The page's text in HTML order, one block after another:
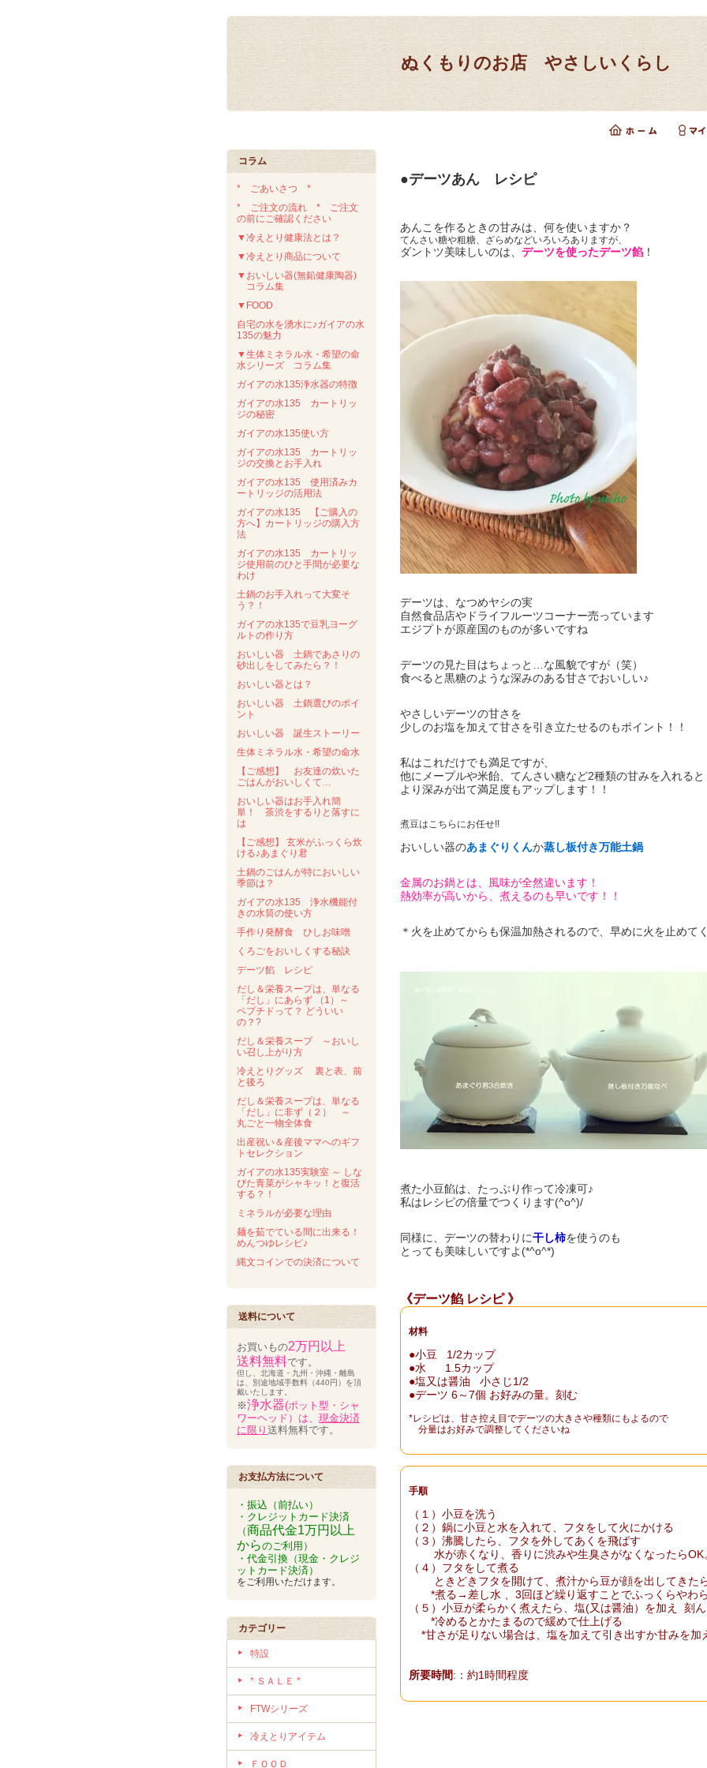
ぬくもりのお店 やさしいくらし
コラム
* ごあいさつ *
* ご注文の流れ * ご注文
の前にご確認ください
▼冷えとり健康法とは？
▼冷えとり商品について
▼おいしい器(無鉛健康陶器)
コラム集
▼FOOD
自宅の水を湧水に♪ガイアの水
135の魅力
▼生体ミネラル水・希望の命
水シリーズ コラム集
ガイアの水135浄水器の特徴
ガイアの水135 カートリッ
ジの秘密
ガイアの水135使い方
ガイアの水135 カートリッ
ジの交換とお手入れ
ガイアの水135 使用済みカ
ートリッジの活用法
ガイアの水135 【ご購入の
方へ】カートリッジの購入方
法
ガイアの水135 カートリッ
ジ使用前のひと手間が必要な
わけ
土鍋のお手入れって大変そ
う？！
ガイアの水135で豆乳ヨーグ
ルトの作り方
おいしい器 土鍋であさりの
砂出しをしてみたら？！
おいしい器とは？
おいしい器 土鍋選びのポイ
ント
おいしい器 誕生ストーリー
生体ミネラル水・希望の命水
【ご感想】 お友達の炊いた
ごはんがおいしくて…
おいしい器はお手入れ簡
単！ 茶渋をするりと落すに
は
【ご感想】 玄米がふっくら炊
ける♪あまぐり君
土鍋のごはんが特においしい
季節は？
ガイアの水135 浄水機能付
きの水筒の使い方
手作り発酵食 ひしお味噌
くろごをおいしくする秘訣
デーツ餡 レシピ
だし＆栄養スープは、単なる
「だし」にあらず （1）～
ペプチドって？ どういい
の？?
だし＆栄養スープ ～おいし
い召し上がり方
冷えとりグッズ 裏と表、前
と後ろ
だし＆栄養スープは、単なる
「だし」に非ず（２） ～
丸ごと一物全体食
出産祝い＆産後ママへのギフ
トセレクション
ガイアの水135実験室 ～ しな
びた青菜がシャキッ！と復活
する？！
ミネラルが必要な理由
麺を茹でている間に出来る！
めんつゆレシピ♪
縄文コインでの決済について
送料について
お買いもの2万円以上
送料無料です。
但し、北海道・九州・沖縄・離島
は、別途地域手数料（440円）を頂
戴いたします。
※浄水器(ポット型・シャ
ワーヘッド）は、 現金決済
に限り 送料無料です。
お支払方法について
・振込（前払い）
・クレジットカード決済
（商品代金1万円以上
からのご利用）
・代金引換（現金・クレジ
ットカード決済）
をご利用いただけます。
カテゴリー
特設
* ＳＡＬＥ *
FTWシリーズ
冷えとりアイテム
ＦＯＯＤ
●デーツあん レシピ
あんこを作るときの甘みは、何を使いますか？
てんさい糖や粗糖、ざらめなどいろいろありますが、
ダントツ美味しいのは、 デーツを使ったデーツ餡 ！
デーツは、なつめヤシの実
自然食品店やドライフルーツコーナー売っています
エジプトが原産国のものが多いですね
デーツの見た目はちょっと…な風貌ですが（笑）
食べると黒糖のような深みのある甘さでおいしい♪
やさしいデーツの甘さを
少しのお塩を加えて甘さを引き立たせるのもポイント！！
私はこれだけでも満足ですが、
他にメープルや米飴、てんさい糖など2種類の甘みを入れると
より深みが出て満足度もアップします！！
煮豆はこちらにお任せ!!
おいしい器のあまぐりくんか蒸し板付き万能土鍋
金属のお鍋とは、風味が全然違います！
熱効率が高いから、煮えるのも早いです！！
＊火を止めてからも保温加熱されるので、早めに火を止めて
煮た小豆餡は、 たっぷり作って冷凍可♪
私はレシピの倍量でつくります(^o^)/
同様に、デーツの替わりに干し柿を使うのも
とっても美味しいですよ(*^o^*)
《デーツ餡 レシピ 》
材料
●小豆 1/2カップ
●水 1.5カップ
●塩又は醤油 小さじ1/2
●デーツ 6～7個 お好みの量。刻む
*レシピは、甘さ控え目でデーツの大きさや種類にもよるので
分量はお好みで調整してくださいね
手順
（１）小豆を洗う
（２）鍋に小豆と水を入れて、フタをして火にかける
（３）沸騰したら、フタを外してあくを飛ばす
水が赤くなり、香りに渋みや生臭さがなくなったらOK
（４）フタをして煮る
ときどきフタを開けて、煮汁から豆が顔を出してきた
*煮る→差し水 、3回ほど繰り返すことでふっくらやわ
（５）小豆が柔らかく煮えたら、塩(又は醤油）を加え 刻
*冷めるとかたまるので緩めで仕上げる
*甘さが足りない場合は、塩を加えて引き出すか甘みを
所要時間:：約1時間程度